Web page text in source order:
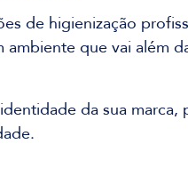
de higienização
que vai além
da sua marca,